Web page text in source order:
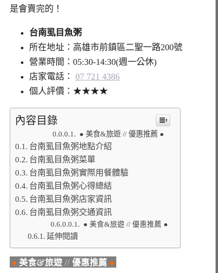
是會賣完的！
台南虱目魚粥
所在地址：高雄市前鎮區二聖一路200號
營業時間：05:30-14:30(週一公休)
店家電話： 07 721 4386
個人評價：★★★★
內容目錄
● 美食&旅遊 // 優惠推薦 ●
台南虱目魚粥地點介紹
台南虱目魚粥菜單
台南虱目魚粥實際用餐體驗
台南虱目魚粥心得總結
台南虱目魚粥店家資訊
台南虱目魚粥交通資訊
● 美食&旅遊 // 優惠推薦 ●
延伸閱讀
● 美食&旅遊 // 優惠推薦 ●